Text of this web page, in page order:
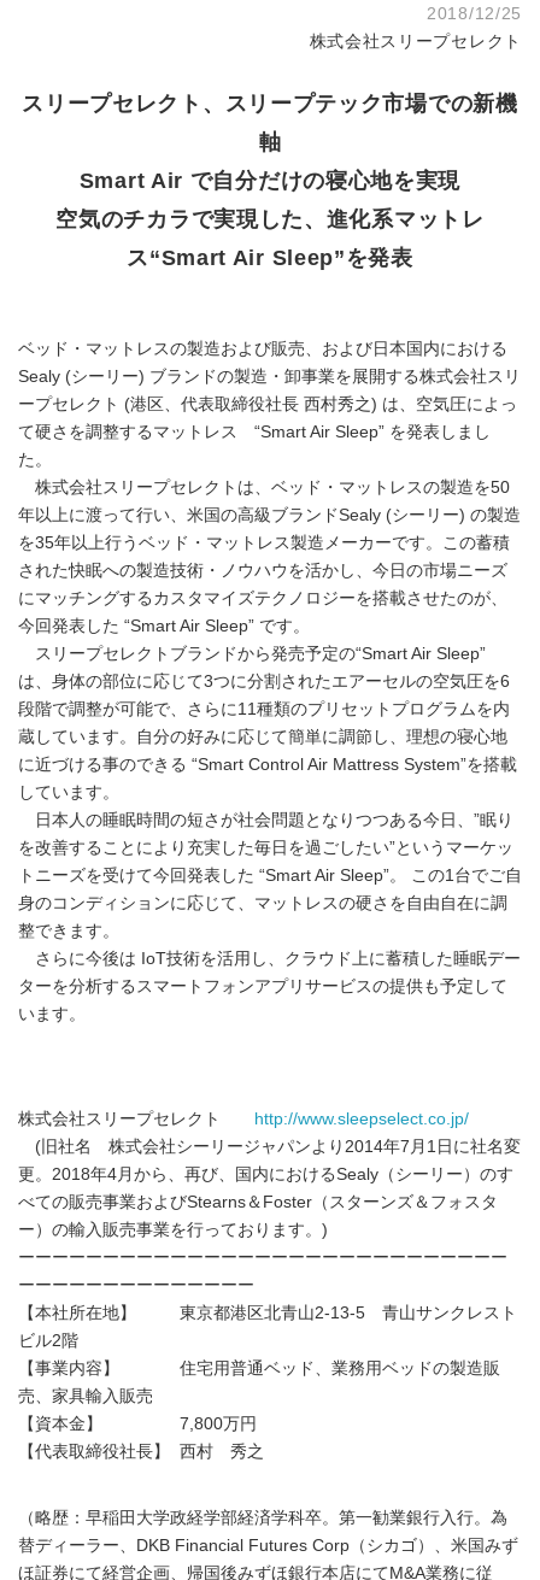
2018/12/25
株式会社スリープセレクト
スリープセレクト、スリープテック市場での新機
軸
Smart Air で自分だけの寝心地を実現
空気のチカラで実現した、進化系マットレ
ス“Smart Air Sleep”を発表
ベッド・マットレスの製造および販売、および日本国内における
Sealy (シーリー) ブランドの製造・卸事業を展開する株式会社スリ
ープセレクト (港区、代表取締役社長 西村秀之) は、空気圧によっ
て硬さを調整するマットレス “Smart Air Sleep” を発表しまし
た。
株式会社スリープセレクトは、ベッド・マットレスの製造を50
年以上に渡って行い、米国の高級ブランドSealy (シーリー) の製造
を35年以上行うベッド・マットレス製造メーカーです。この蓄積
された快眠への製造技術・ノウハウを活かし、今日の市場ニーズ
にマッチングするカスタマイズテクノロジーを搭載させたのが、
今回発表した “Smart Air Sleep” です。
スリープセレクトブランドから発売予定の“Smart Air Sleep”
は、身体の部位に応じて3つに分割されたエアーセルの空気圧を6
段階で調整が可能で、さらに11種類のプリセットプログラムを内
蔵しています。自分の好みに応じて簡単に調節し、理想の寝心地
に近づける事のできる “Smart Control Air Mattress System”を搭載
しています。
日本人の睡眠時間の短さが社会問題となりつつある今日、”眠り
を改善することにより充実した毎日を過ごしたい”というマーケッ
トニーズを受けて今回発表した “Smart Air Sleep”。 この1台でご自
身のコンディションに応じて、マットレスの硬さを自由自在に調
整できます。
さらに今後は IoT技術を活用し、クラウド上に蓄積した睡眠デー
ターを分析するスマートフォンアプリサービスの提供も予定して
います。
株式会社スリープセレクト
http://www.sleepselect.co.jp/
(旧社名 株式会社シーリージャパンより2014年7月1日に社名変
更。2018年4月から、再び、国内におけるSealy（シーリー）のす
べての販売事業およびStearns＆Foster（スターンズ＆フォスタ
ー）の輸入販売事業を行っております。)
ーーーーーーーーーーーーーーーーーーーーーーーーーーーーー
ーーーーーーーーーーーーーー
【本社所在地】 東京都港区北青山2-13-5 青山サンクレスト
ビル2階
【事業内容】 住宅用普通ベッド、業務用ベッドの製造販
売、家具輸入販売
【資本金】 7,800万円
【代表取締役社長】 西村 秀之
（略歴：早稲田大学政経学部経済学科卒。第一勧業銀行入行。為
替ディーラー、DKB Financial Futures Corp（シカゴ）、米国みず
ほ証券にて経営企画、帰国後みずほ銀行本店にてM&A業務に従